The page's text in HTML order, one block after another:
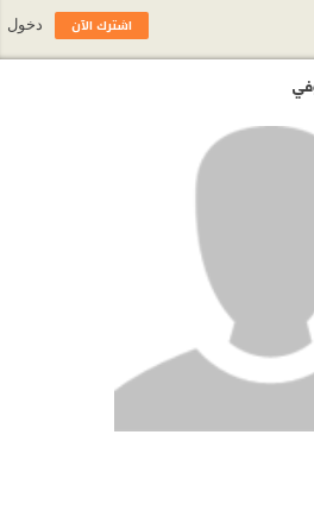
اشترك الآن دخول